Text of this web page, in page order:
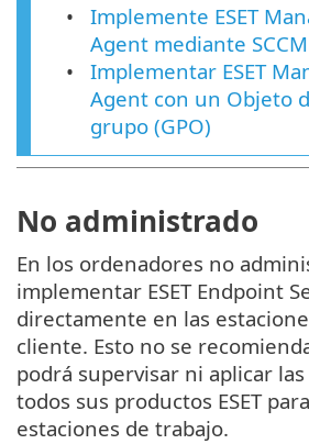
Implemente ESET
Agent mediante
Implementar ESET
Agent con un Objeto
grupo (GPO)
No administrado
En los ordenadores no
implementar ESET Endpoint
directamente en las
cliente. Esto no se
podrá supervisar ni aplicar
todos sus productos ESET
estaciones de trabajo.